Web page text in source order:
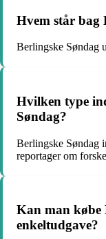
Hvem står bag
Berlingske Søndag
Hvilken type
Søndag?
Berlingske Søndag
reportager om
Kan man købe
enkeltudgave?